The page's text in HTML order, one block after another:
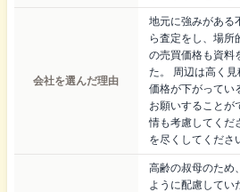
会社を選んだ理由
地元に強みがある
ら査定をし、場所
の売買価格も資料
た。 周辺は高く
価格が下がってい
お願いすることが
情も考慮してくだ
を尽くしてくださ
高齢の叔母のため
ように配慮してい